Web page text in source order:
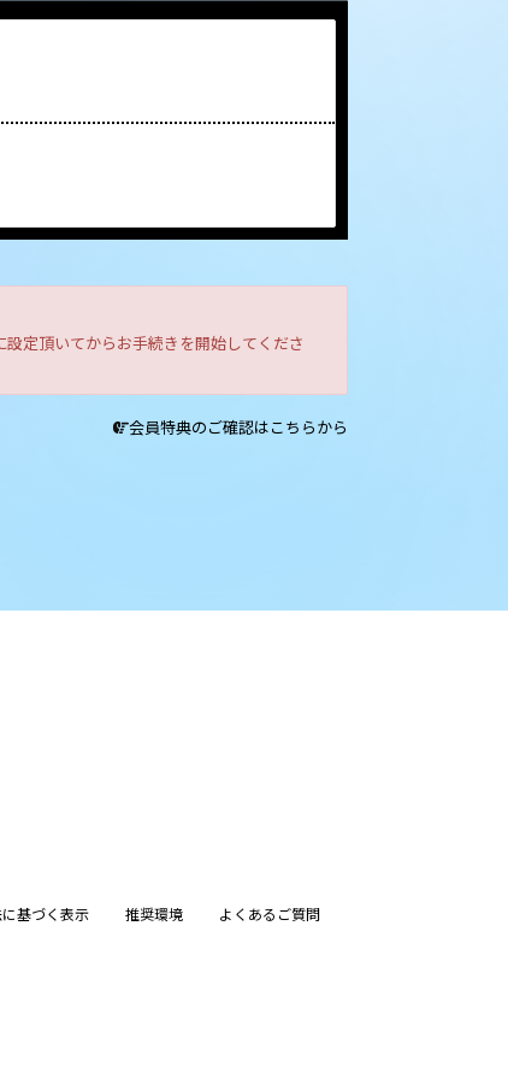
設定頂いてからお手続きを開始してくださ
会員特典のご確認はこちらから
基づく表示 推奨環境 よくあるご質問